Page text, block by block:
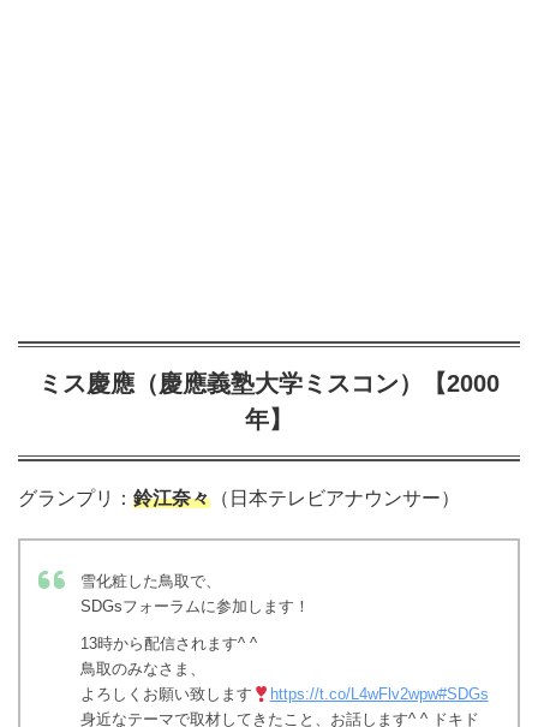
ミス慶應（慶應義塾大学ミスコン）【2000
年】
グランプリ： 鈴江奈々 （日本テレビアナウンサー）
雪化粧した鳥取で、
SDGsフォーラムに参加します！
13時から配信されます^ ^
鳥取のみなさま、
よろしくお願い致します
https://t.co/L4wFlv2wpw#SDGs
身近なテーマで取材してきたこと、お話します^ ^ ドキド